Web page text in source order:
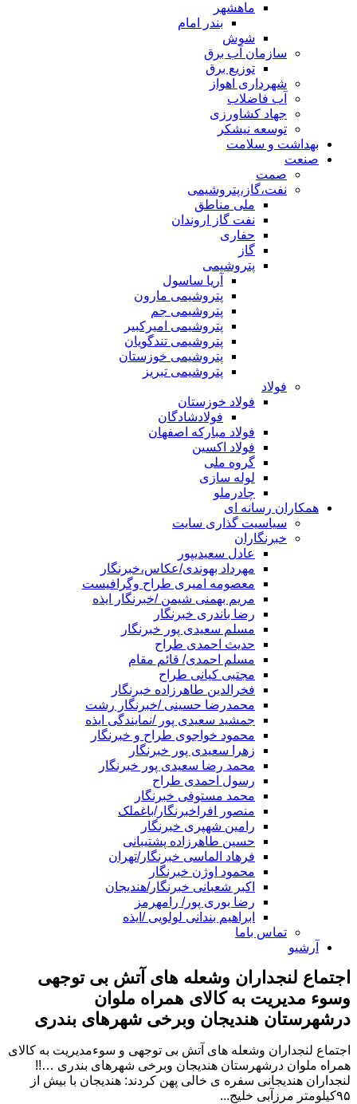
ماهشهر
بندر امام
شوش
سازمان آب برق
توزیع برق
شهرداری اهواز
آب فاضلاب
جهاد کشاورزی
توسعه نیشکر
بهداشت و سلامت
صنعت
صمت
نفت،گاز،پتروشیمی
ملی مناطق
نفت گاز اروندان
حفاری
گاز
پتروشیمی
آریا ساسول
پتروشیمی مارون
پتروشیمی جم
پتروشیمی امیرکبیر
پتروشیمی تندگویان
پتروشیمی خوزستان
پتروشیمی تبریز
فولاد
فولاد خوزستان
فولادشادگان
فولاد مبارکه اصفهان
فولاد اکسین
گروه ملی
لوله سازی
چادرملو
همکاران رسانه ای
سیاسیت گذاری سایت
خبرنگاران
عادل سعیدیپور
مهرداد بهوندی/عکاس،خبرنگار
معصومه امیری طراح وگرافیست
مریم بهمنی شیمن /خبرنگار ایذه
رضا باندری خبرنگار
مسلم سعیدی پور خبرنگار
حدیث احمدی طراح
مسلم احمدی/ قائم مقام
مجتبی کیانی طراح
فخرالدین طاهرزاده خبرنگار
محمدرضا حسینی /خبرنگار رشت
جمشید سعیدی پور /نمایندگی ایذه
محمود خواجوی طراح و خبرنگار
زهرا سعیدی پور خبرنگار
محمد رضا سعیدی پور خبرنگار
رسول احمدی طراح
محمد مستوفی خبرنگار
منصور افراخبرنگار/باغملک
رامین شهپری خبرنگار
حسین طاهرزاده پشتیبانی
فرهاد الماسی خبرنگار/تهران
محمود اوژن خبرنگار
اکبر شعبانی خبرنگار/هندیجان
رضا بوری پور/ رامهرمز
ابراهیم بندانی لولویی /ایذه
تماس باما
آرشیو
اجتماع لنجداران وشعله های آتش بی توجهی
وسوء مدیریت به کالای همراه ملوان
درشهرستان هندیجان وبرخی شهرهای بندری
اجتماع لنجداران وشعله های آتش بی توجهی و سوءمدیریت به کالای
همراه ملوان درشهرستان هندیجان وبرخی شهرهای بندری …!!
لنجداران هندیجانی سفره ی خالی پهن کردند: هندیجان با بیش از
۹۵کیلومتر مرزآبی خلیج...